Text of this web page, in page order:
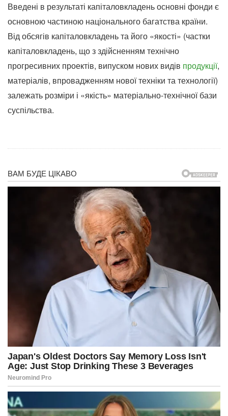
Введені в результаті капіталовкладень основні фонди є
основною частиною національного багатства країни.
Від обсягів капіталовкладень та його «якості» (частки
капіталовкладень, що з здійсненням технічно
прогресивних проектів, випуском нових видів продукції,
матеріалів, впровадженням нової техніки та технології)
залежать розміри і «якість» матеріально-технічної бази
суспільства.